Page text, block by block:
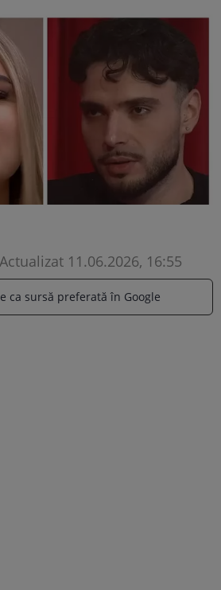
Actualizat 11.06.2026, 16:55
ca sursă preferată în Google